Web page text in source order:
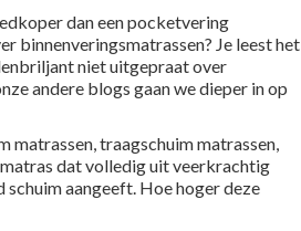
dan een pocketvering
binnenveringsmatrassen? Je leest het
niet uitgepraat over
andere blogs gaan we dieper in op
matrassen, traagschuim matrassen,
dat volledig uit veerkrachtig
schuim aangeeft. Hoe hoger deze